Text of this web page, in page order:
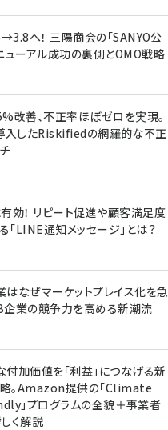
へ！ 三陽商会の「SANYO公
ニューアル成功の裏側とOMO戦略
改善、不正率ほぼゼロを実現。
入したRiskifiedの網羅的な不正
効！ リピート促進や顧客満足度
「LINE通知メッセージ」とは？
はなぜマーケットプレイス化を急
企業の競争力を高める新潮流
付加価値を「利益」につなげる新
。Amazon提供の「Climate
」プログラムの全貌＋事業者
く解説